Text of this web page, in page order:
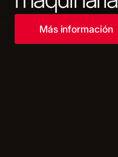
Más información